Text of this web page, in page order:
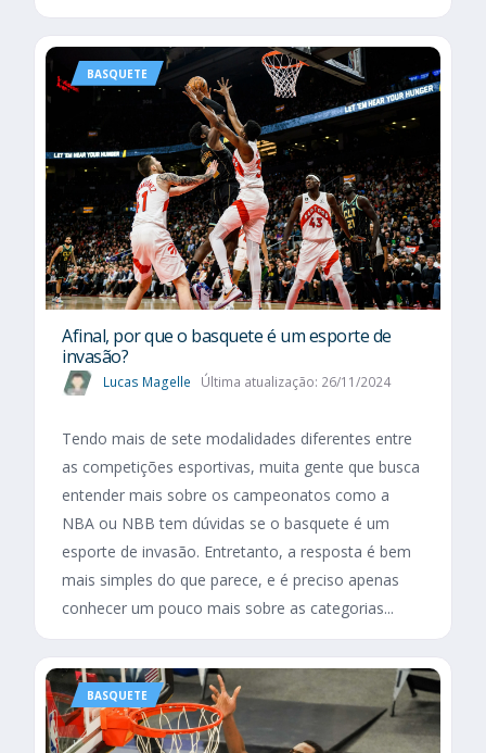
BASQUETE
Afinal, por que o basquete é um esporte de
invasão?
Lucas Magelle Última atualização: 26/11/2024
Tendo mais de sete modalidades diferentes entre
as competições esportivas, muita gente que busca
entender mais sobre os campeonatos como a
NBA ou NBB tem dúvidas se o basquete é um
esporte de invasão. Entretanto, a resposta é bem
mais simples do que parece, e é preciso apenas
conhecer um pouco mais sobre as categorias...
BASQUETE